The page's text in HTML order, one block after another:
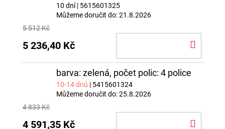
10 dní| 5615601325
Můžeme doručit do:21.8.2026
5 512 Kč
5 236,40 Kč
barva: zelená, počet polic: 4 police
10-14 dnů | 5415601324
Můžeme doručit do:25.8.2026
4 833 Kč
4 591,35 Kč